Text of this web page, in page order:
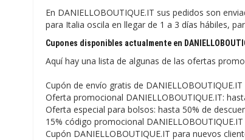
En DANIELLOBOUTIQUE.IT sus pedidos son
para Italia oscila en llegar de 1 a 3 días hábiles,
Cupones disponibles actualmente en
Aquí hay una lista de algunas de las ofertas
Cupón de envío gratis de DANIELLOBOUTIQUE.IT
Oferta promocional DANIELLOBOUTIQUE.IT:
Oferta especial para bolsos: hasta 50% de
15% código promocional
Cupón DANIELLOBOUTIQUE.IT para nuevos